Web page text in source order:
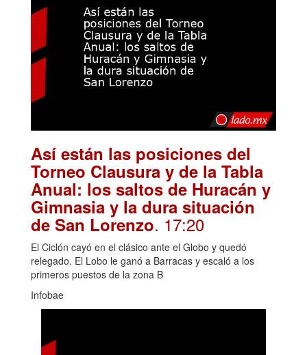
Así están las posiciones del
Torneo Clausura y de la Tabla
Anual: los saltos de Huracán y
Gimnasia y la dura situación
de San Lorenzo. 17:20
El Ciclón cayó en el clásico ante el Globo y quedó
relegado. El Lobo le ganó a Barracas y escaló a los
primeros puestos de la zona B
Infobae